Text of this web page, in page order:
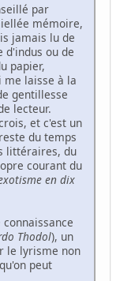
par
mémoire,
jamais lu de
d'indus ou de
papier,
me laisse à la
gentillesse
lecteur.
et c'est un
du temps
littéraires, du
courant du
en dix
Thodol), un
le lyrisme non
peut